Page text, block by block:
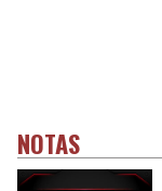
NOTAS